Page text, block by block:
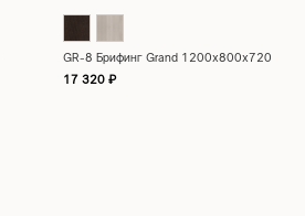
GR-8 Брифинг Grand 1200x800x720
17 320 ₽